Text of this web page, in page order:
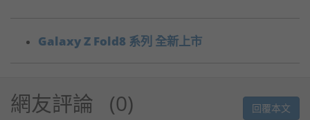
Galaxy Z Fold8 系列 全新上市
網友評論 0 回覆本文